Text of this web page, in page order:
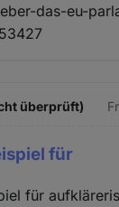
das-eu-
überprüft)
für
für